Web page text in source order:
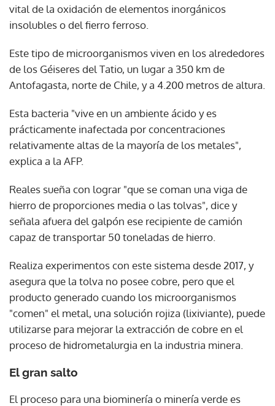
vital de la oxidación de elementos inorgánicos
insolubles o del fierro ferroso.
Este tipo de microorganismos viven en los alrededores
de los Géiseres del Tatio, un lugar a 350 km de
Antofagasta, norte de Chile, y a 4.200 metros de altura.
Esta bacteria "vive en un ambiente ácido y es
prácticamente inafectada por concentraciones
relativamente altas de la mayoría de los metales",
explica a la AFP.
Reales sueña con lograr "que se coman una viga de
hierro de proporciones media o las tolvas", dice y
señala afuera del galpón ese recipiente de camión
capaz de transportar 50 toneladas de hierro.
Realiza experimentos con este sistema desde 2017, y
asegura que la tolva no posee cobre, pero que el
producto generado cuando los microorganismos
"comen" el metal, una solución rojiza (lixiviante), puede
utilizarse para mejorar la extracción de cobre en el
proceso de hidrometalurgia en la industria minera.
El gran salto
El proceso para una biominería o minería verde es